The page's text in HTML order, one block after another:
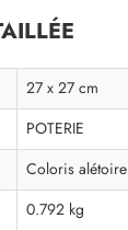
27 x 27 cm
POTERIE
Coloris alétoire
0.792 kg